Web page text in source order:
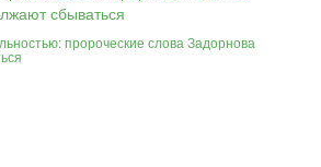
пророческие слова Задорнова